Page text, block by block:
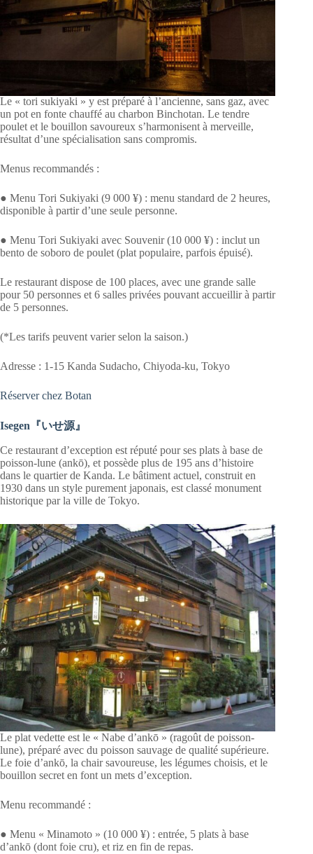
Le « tori sukiyaki » y est préparé à l’ancienne, sans gaz, avec
un pot en fonte chauffé au charbon Binchotan. Le tendre
poulet et le bouillon savoureux s’harmonisent à merveille,
résultat d’une spécialisation sans compromis.
Menus recommandés :
● Menu Tori Sukiyaki (9 000 ¥) : menu standard de 2 heures,
disponible à partir d’une seule personne.
● Menu Tori Sukiyaki avec Souvenir (10 000 ¥) : inclut un
bento de soboro de poulet (plat populaire, parfois épuisé).
Le restaurant dispose de 100 places, avec une grande salle
pour 50 personnes et 6 salles privées pouvant accueillir à partir
de 5 personnes.
(*Les tarifs peuvent varier selon la saison.)
Adresse : 1-15 Kanda Sudacho, Chiyoda-ku, Tokyo
Réserver chez Botan
Isegen『いせ源』
Ce restaurant d’exception est réputé pour ses plats à base de
poisson-lune (ankō), et possède plus de 195 ans d’histoire
dans le quartier de Kanda. Le bâtiment actuel, construit en
1930 dans un style purement japonais, est classé monument
historique par la ville de Tokyo.
Le plat vedette est le « Nabe d’ankō » (ragoût de poisson-
lune), préparé avec du poisson sauvage de qualité supérieure.
Le foie d’ankō, la chair savoureuse, les légumes choisis, et le
bouillon secret en font un mets d’exception.
Menu recommandé :
● Menu « Minamoto » (10 000 ¥) : entrée, 5 plats à base
d’ankō (dont foie cru), et riz en fin de repas.